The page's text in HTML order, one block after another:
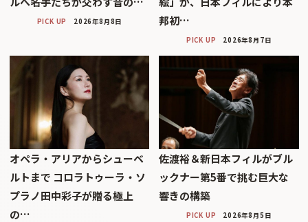
PICK UP 2026年8月8日
邦初…
PICK UP 2026年8月7日
オペラ・アリアからシューベ
ルトまで コロラトゥーラ・ソ
プラノ田中彩子が贈る極上
の…
佐渡裕＆新日本フィルがブル
ックナー第5番で挑む巨大な
響きの構築
PICK UP 2026年8月5日